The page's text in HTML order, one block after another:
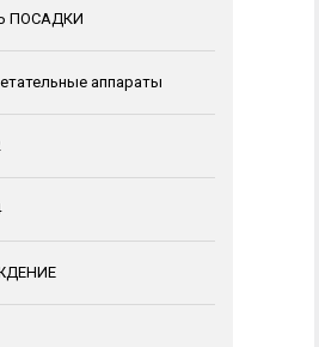
ПОСАДКИ
аппараты